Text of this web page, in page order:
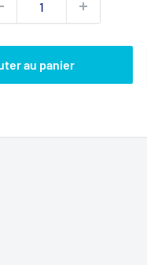
au panier